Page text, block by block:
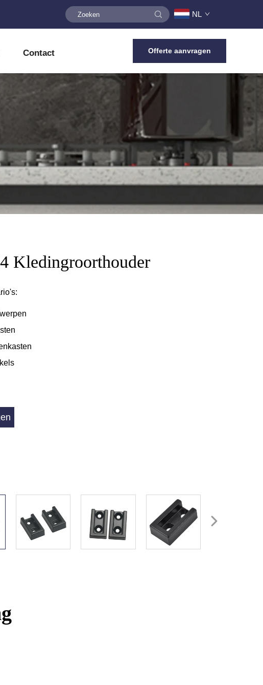
NL
Contact Offerte aanvragen
Kledingroorthouder